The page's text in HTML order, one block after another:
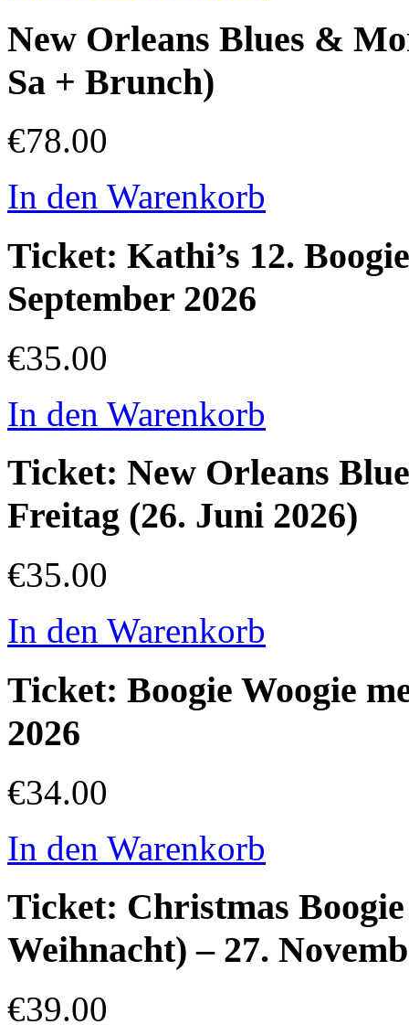
New Orleans Blues &
Sa + Brunch)
€78.00
In den Warenkorb
Ticket: Kathi’s 12.
September 2026
€35.00
In den Warenkorb
Ticket: New Orleans
Freitag (26. Juni 2026)
€35.00
In den Warenkorb
Ticket: Boogie Woogie
2026
€34.00
In den Warenkorb
Ticket: Christmas
Weihnacht) – 27.
€39.00